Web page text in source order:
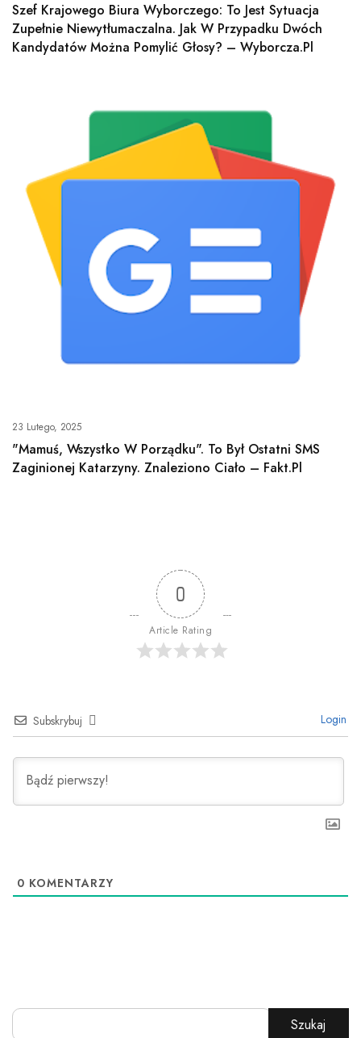
Szef Krajowego Biura Wyborczego: To Jest Sytuacja
Zupełnie Niewytłumaczalna. Jak W Przypadku Dwóch
Kandydatów Można Pomylić Głosy? – Wyborcza.pl
23 Lutego, 2025
"Mamuś, Wszystko W Porządku". To Był Ostatni SMS
Zaginionej Katarzyny. Znaleziono Ciało – Fakt.pl
0
Article Rating
Subskrybuj Login
0 KOMENTARZY
Szukaj